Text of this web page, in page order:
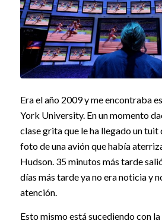
Era el año 2009 y me encontraba
York University. En un momento
clase grita que le ha llegado un tuit
foto de una avión que había
Hudson. 35 minutos más tarde
días más tarde ya no era noticia y
atención.
Esto mismo está sucediendo con